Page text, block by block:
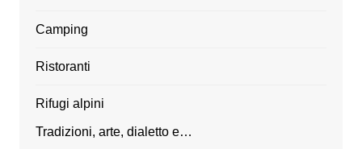
Camping
Ristoranti
Rifugi alpini
Tradizioni, arte, dialetto e…